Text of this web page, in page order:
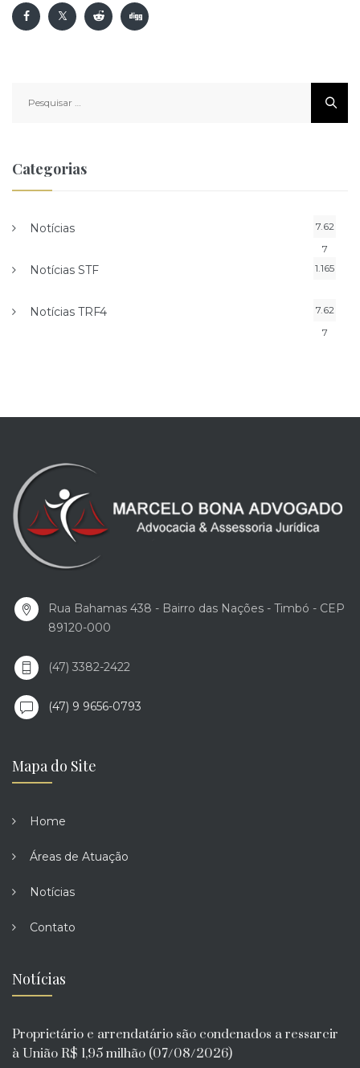
por:
Categorias
Notícias
7.62
7
Notícias STF 1.165
Notícias TRF4
7.62
7
Rua Bahamas 438 - Bairro das Nações - Timbó - CEP
89120-000
(47) 3382-2422
(47) 9 9656-0793
Mapa do Site
Home
Áreas de Atuação
Notícias
Contato
Notícias
Proprietário e arrendatário são condenados a ressarcir
à União R$ 1,95 milhão (07/08/2026)